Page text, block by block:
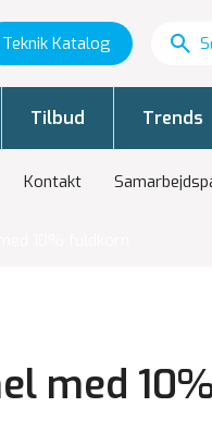
Teknik Katalog
Kontakt
Tilbud Trends
med